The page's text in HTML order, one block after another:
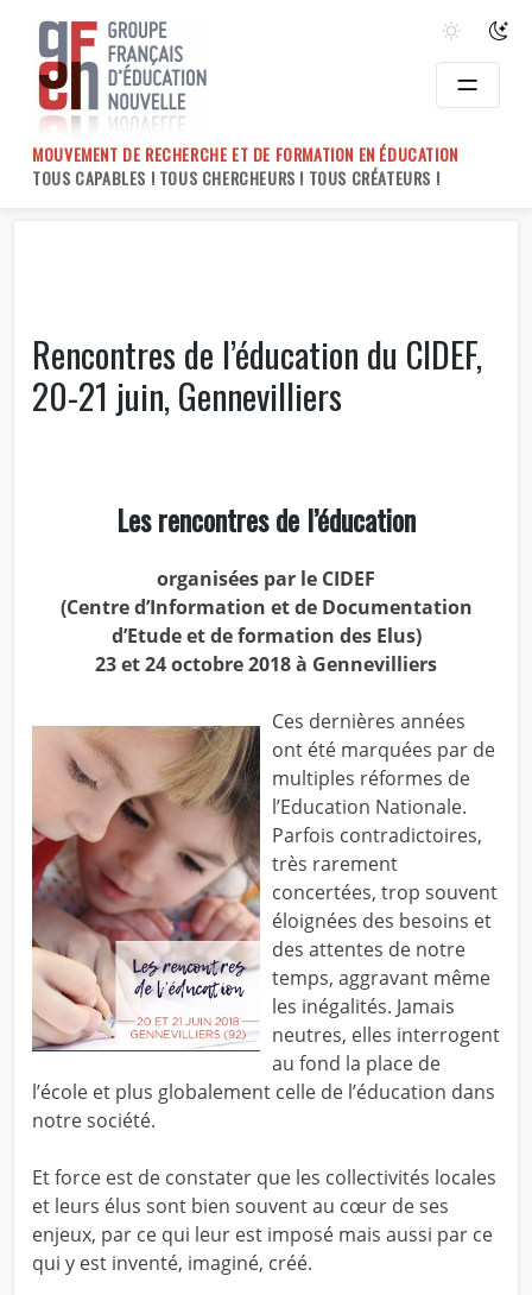
content
MOUVEMENT DE RECHERCHE ET DE FORMATION EN ÉDUCATION
TOUS CAPABLES ! TOUS CHERCHEURS ! TOUS CRÉATEURS !
Rencontres de l’éducation du CIDEF,
20-21 juin, Gennevilliers
Les rencontres de l’éducation
organisées par le CIDEF
(Centre d’Information et de Documentation
d’Etude et de formation des Elus)
23 et 24 octobre 2018 à Gennevilliers
Ces dernières années
ont été marquées par de
multiples réformes de
l’Education Nationale.
Parfois contradictoires,
très rarement
concertées, trop souvent
éloignées des besoins et
des attentes de notre
temps, aggravant même
les inégalités. Jamais
neutres, elles interrogent
au fond la place de
l’école et plus globalement celle de l’éducation dans
notre société.
Et force est de constater que les collectivités locales
et leurs élus sont bien souvent au cœur de ses
enjeux, par ce qui leur est imposé mais aussi par ce
qui y est inventé, imaginé, créé.